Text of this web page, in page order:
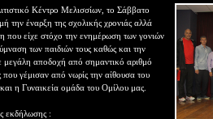
Κέντρο Μελισσίων, το Σάββατο
έναρξη της σχολικής χρονιάς αλλά
που είχε στόχο την ενημέρωση των γονιών
των παιδιών τους καθώς και την
μεγάλη αποδοχή από σημαντικό αριθμό
γέμισαν από νωρίς την αίθουσα του
η Γυναικεία ομάδα του Ομίλου μας.
εκδήλωσης :